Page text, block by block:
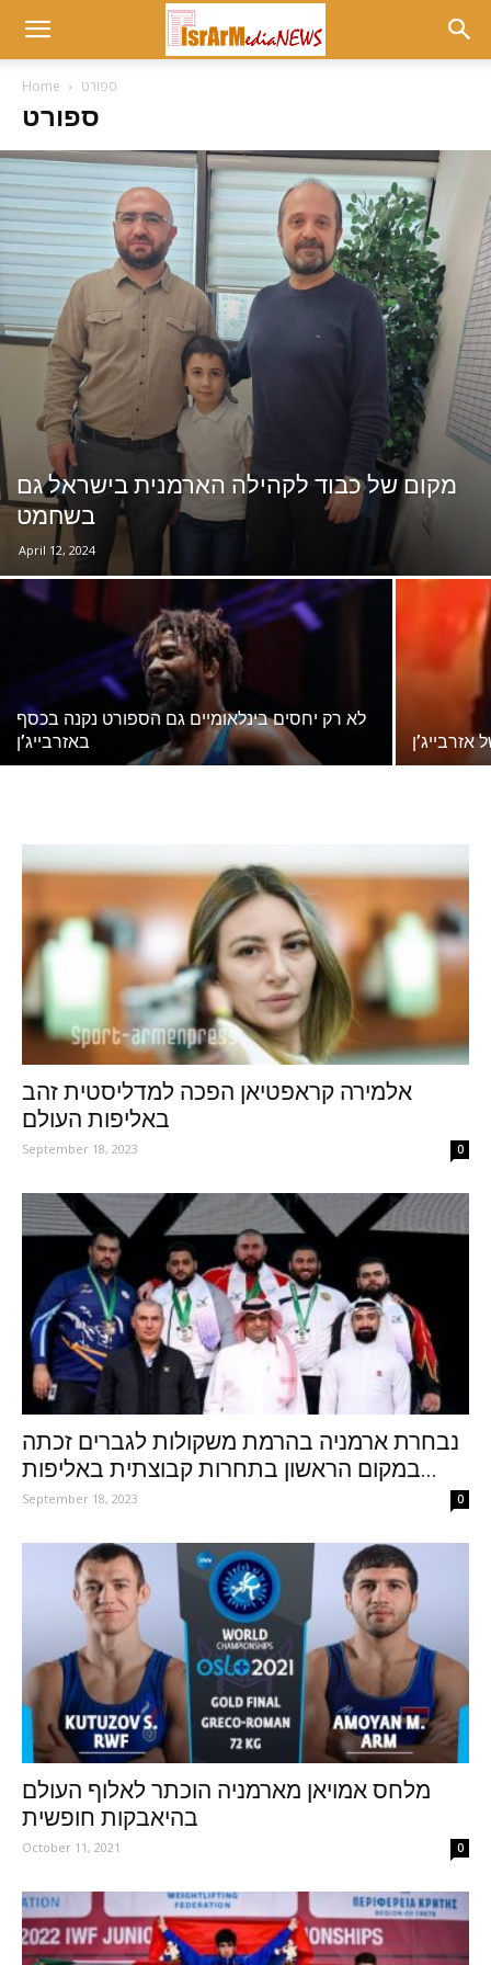
Home ספורט
ספורט
מקום של כבוד לקהילה הארמנית בישראל גם
בשחמט
April 12, 2024
לא רק יחסים בינלאומיים גם הספורט נקנה בכסף
באזרבייג’ן
אלמירה קראפטיאן הפכה למדליסטית זהב
באליפות העולם
September 18, 2023 0
נבחרת ארמניה בהרמת משקולות לגברים זכתה
במקום הראשון בתחרות קבוצתית באליפות...
September 18, 2023 0
מלחס אמויאן מארמניה הוכתר לאלוף העולם
בהיאבקות חופשית
October 11, 2021 0